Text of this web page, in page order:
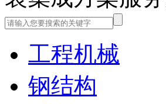
工程机械
钢结构